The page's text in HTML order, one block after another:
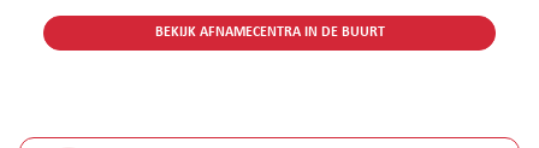
BEKIJK AFNAMECENTRA IN DE BUURT